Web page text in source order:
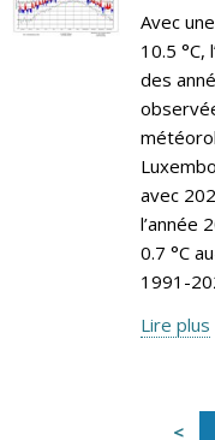
Avec
10.5 °C,
des
avec
l’année
0.7 °C
1991-
Lire plus